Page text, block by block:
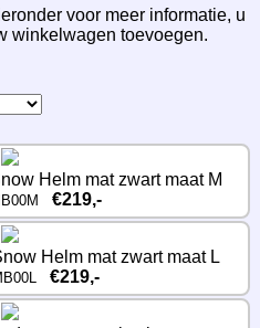
voor meer informatie, u
winkelwagen toevoegen.
Helm mat zwart maat M
€219,-
Helm mat zwart maat L
€219,-